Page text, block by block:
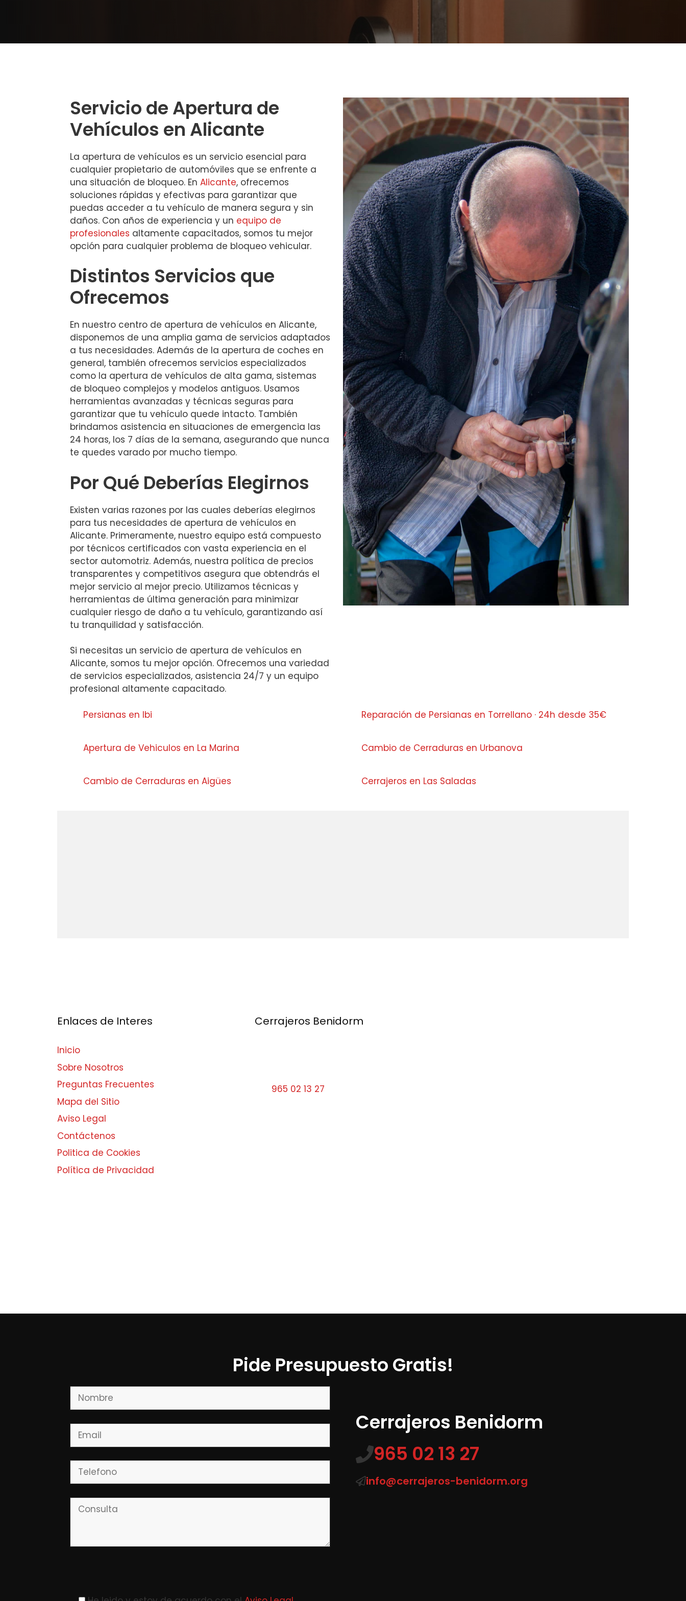
Servicio de Apertura de
Vehículos en Alicante
La apertura de vehículos es un servicio esencial para
cualquier propietario de automóviles que se enfrente a
una situación de bloqueo. En Alicante, ofrecemos
soluciones rápidas y efectivas para garantizar que
puedas acceder a tu vehículo de manera segura y sin
daños. Con años de experiencia y un equipo de
profesionales altamente capacitados, somos tu mejor
opción para cualquier problema de bloqueo vehicular.
Distintos Servicios que
Ofrecemos
En nuestro centro de apertura de vehículos en Alicante,
disponemos de una amplia gama de servicios adaptados
a tus necesidades. Además de la apertura de coches en
general, también ofrecemos servicios especializados
como la apertura de vehículos de alta gama, sistemas
de bloqueo complejos y modelos antiguos. Usamos
herramientas avanzadas y técnicas seguras para
garantizar que tu vehículo quede intacto. También
brindamos asistencia en situaciones de emergencia las
24 horas, los 7 días de la semana, asegurando que nunca
te quedes varado por mucho tiempo.
Por Qué Deberías Elegirnos
Existen varias razones por las cuales deberías elegirnos
para tus necesidades de apertura de vehículos en
Alicante. Primeramente, nuestro equipo está compuesto
por técnicos certificados con vasta experiencia en el
sector automotriz. Además, nuestra política de precios
transparentes y competitivos asegura que obtendrás el
mejor servicio al mejor precio. Utilizamos técnicas y
herramientas de última generación para minimizar
cualquier riesgo de daño a tu vehículo, garantizando así
tu tranquilidad y satisfacción.
Si necesitas un servicio de apertura de vehículos en
Alicante, somos tu mejor opción. Ofrecemos una variedad
de servicios especializados, asistencia 24/7 y un equipo
profesional altamente capacitado.
Persianas en Ibi Reparación de Persianas en Torrellano · 24h desde 35€
Apertura de Vehiculos en La Marina Cambio de Cerraduras en Urbanova
Cambio de Cerraduras en Aigües Cerrajeros en Las Saladas
Enlaces de Interes
Inicio
Sobre Nosotros
Preguntas Frecuentes
Mapa del Sitio
Aviso Legal
Contáctenos
Politica de Cookies
Política de Privacidad
Cerrajeros Benidorm
965 02 13 27
Pide Presupuesto Gratis!
Cerrajeros Benidorm
965 02 13 27
info@cerrajeros-benidorm.org